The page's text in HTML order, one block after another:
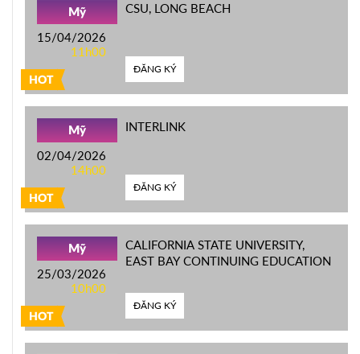
HOT
Mỹ
15/04/2026
11h00
CSU, LONG BEACH
ĐĂNG KÝ
HOT
Mỹ
02/04/2026
14h00
INTERLINK
ĐĂNG KÝ
HOT
Mỹ
25/03/2026
10h00
CALIFORNIA STATE UNIVERSITY,
EAST BAY CONTINUING EDUCATION
ĐĂNG KÝ